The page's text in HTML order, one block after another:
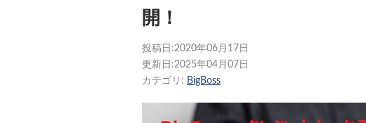
開！
投稿日:2020年06月17日
更新日:2025年04月07日
カテゴリ: BigBoss